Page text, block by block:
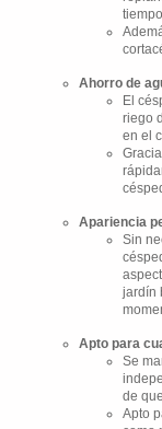
Ahorro de
El
riego
en el
Apariencia
Sin
jardín
Apto para
Se
de
Apto